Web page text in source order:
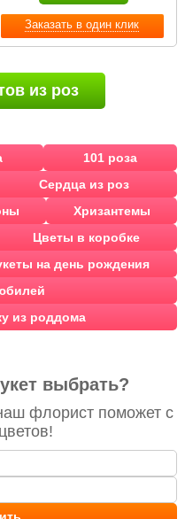
Заказать в один клик
из роз
101 роза
Сердца из роз
Хризантемы
Цветы в коробке
на день рождения
из роддома
выбрать?
флорист поможет с